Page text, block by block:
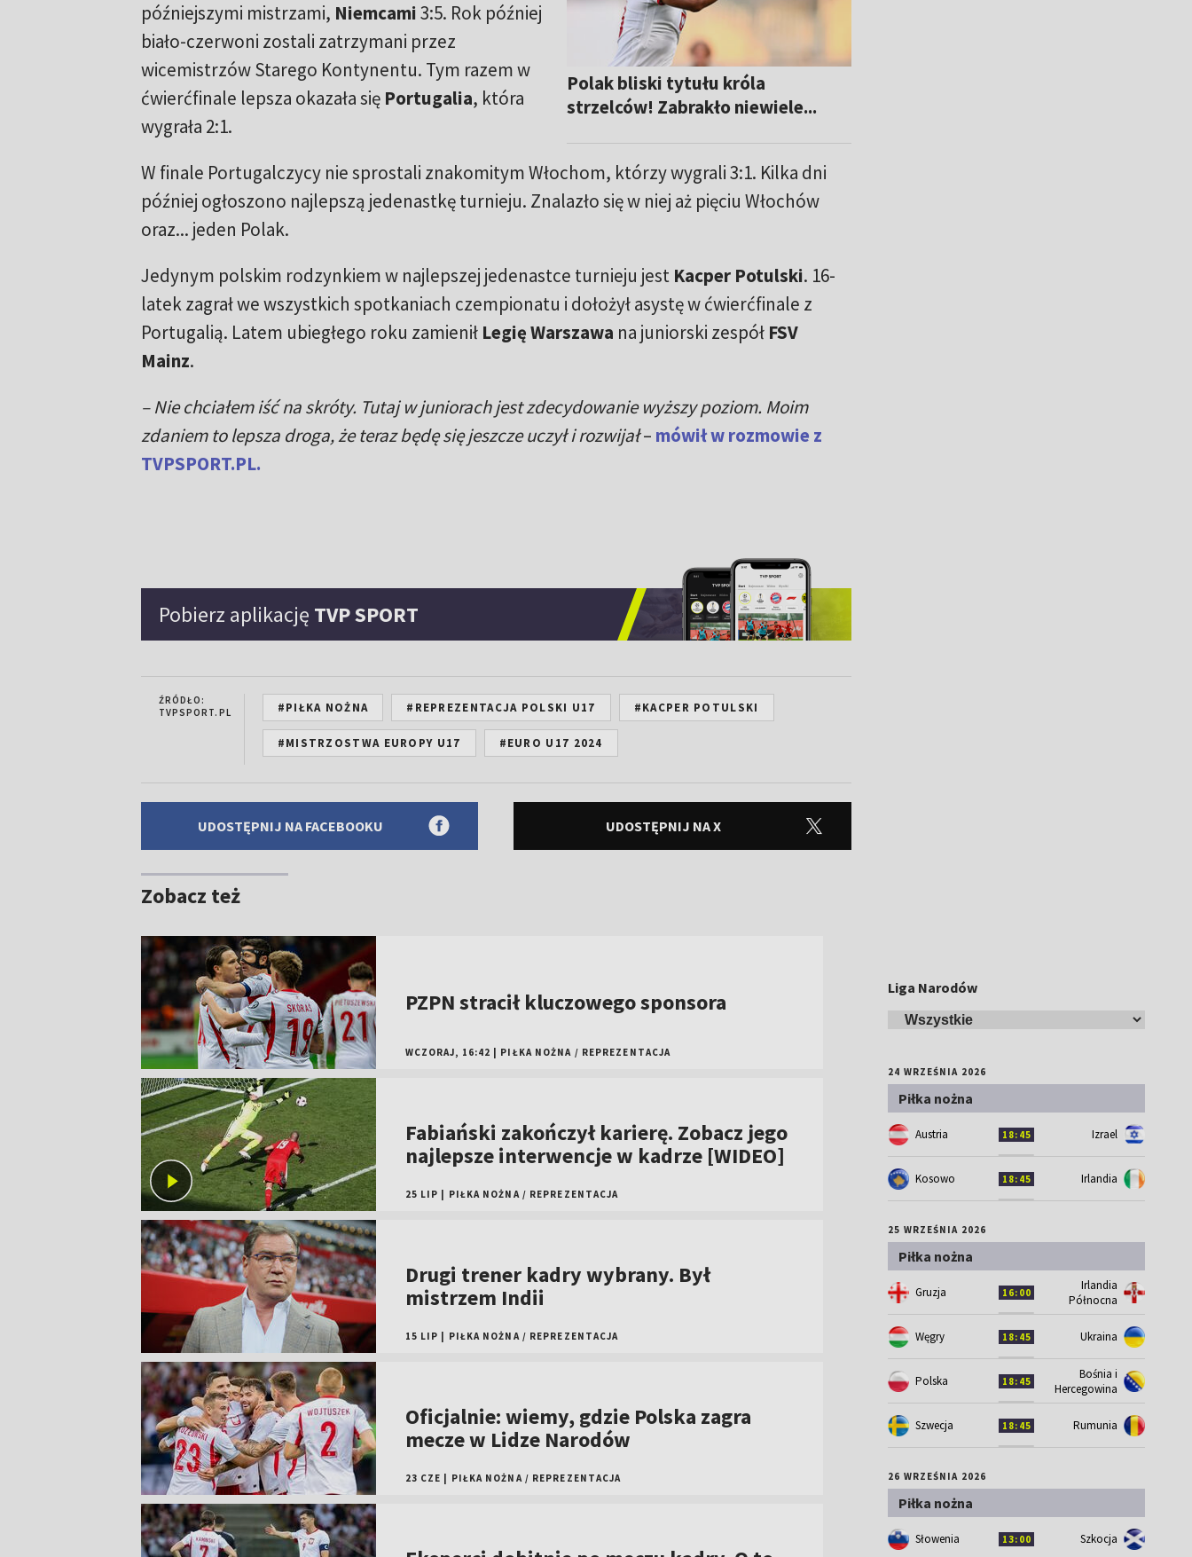
Polak bliski tytułu króla
strzelców! Zabrakło niewiele...
późniejszymi mistrzami, Niemcami3:5. Rok później
biało-czerwoni zostali zatrzymani przez
wicemistrzów Starego Kontynentu. Tym razem w
ćwierćfinale lepsza okazała się Portugalia, która
wygrała 2:1.
W finale Portugalczycy nie sprostali znakomitym Włochom, którzy wygrali 3:1. Kilka dni
później ogłoszono najlepszą jedenastkę turnieju. Znalazło się w niej aż pięciu Włochów
oraz... jeden Polak.
Jedynym polskim rodzynkiem w najlepszej jedenastce turnieju jest Kacper Potulski. 16-
latek zagrał we wszystkich spotkaniach czempionatu i dołożył asystę w ćwierćfinale z
Portugalią. Latem ubiegłego roku zamienił Legię Warszawa na juniorski zespół FSV
Mainz.
– Nie chciałem iść na skróty. Tutaj w juniorach jest zdecydowanie wyższy poziom. Moim
zdaniem to lepsza droga, że teraz będę się jeszcze uczył i rozwijał– mówił w rozmowie z
TVPSPORT.PL.
Pobierz aplikację TVP SPORT
ŹRÓDŁO:
TVPSPORT.PL
#PIŁKA NOŻNA #REPREZENTACJA POLSKI U17 #KACPER POTULSKI
#MISTRZOSTWA EUROPY U17 #EURO U17 2024
UDOSTĘPNIJ NA FACEBOOKU UDOSTĘPNIJ NA X
Zobacz też
PZPN stracił kluczowego sponsora
WCZORAJ, 16:42 PIŁKA NOŻNA / REPREZENTACJA
Fabiański zakończył karierę. Zobacz jego
najlepsze interwencje w kadrze [WIDEO]
25 LIP PIŁKA NOŻNA / REPREZENTACJA
Drugi trener kadry wybrany. Był
mistrzem Indii
15 LIP PIŁKA NOŻNA / REPREZENTACJA
Oficjalnie: wiemy, gdzie Polska zagra
mecze w Lidze Narodów
23 CZE PIŁKA NOŻNA / REPREZENTACJA
Liga Narodów
24 WRZEŚNIA 2026
Piłka nożna
Austria 18:45 Izrael
Kosowo 18:45 Irlandia
25 WRZEŚNIA 2026
Piłka nożna
Gruzja 16:00
Irlandia
Północna
Węgry 18:45 Ukraina
Polska 18:45
Bośnia i
Hercegowina
Szwecja 18:45 Rumunia
26 WRZEŚNIA 2026
Piłka nożna
Słowenia 13:00 Szkocja